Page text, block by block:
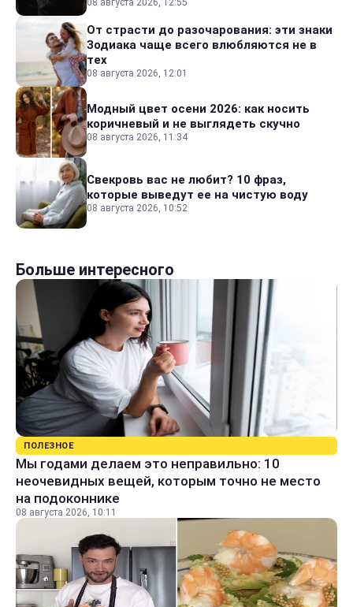
08 августа 2026, 12:55
От страсти до разочарования: эти знаки
Зодиака чаще всего влюбляются не в
тех
08 августа 2026, 12:01
Модный цвет осени 2026: как носить
коричневый и не выглядеть скучно
08 августа 2026, 11:34
Свекровь вас не любит? 10 фраз,
которые выведут ее на чистую воду
08 августа 2026, 10:52
Больше интересного
ПОЛЕЗНОЕ
Мы годами делаем это неправильно: 10
неочевидных вещей, которым точно не место
на подоконнике
08 августа 2026, 10:11